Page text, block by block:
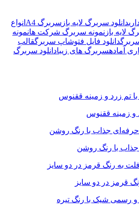
دانلود سربرگ لایه باز سربرگ A4
انواع
لایه باز نمونه سربرگ شرکت هانمونه
دانلود فایل فتوشاپ سربرگقالب
آمادهسربرگ های زیبادانلود سربرگ
و زمینه ققنوس
با رنگ روشن
قرمز در دو سایز